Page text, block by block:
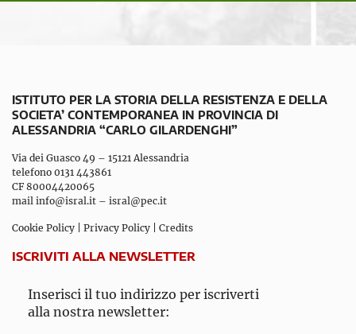
ISTITUTO PER LA STORIA DELLA RESISTENZA E DELLA
SOCIETA’ CONTEMPORANEA IN PROVINCIA DI
ALESSANDRIA “CARLO GILARDENGHI”
Via dei Guasco 49 – 15121 Alessandria
telefono 0131 443861
CF 80004420065
mail info@isral.it – isral@pec.it
Cookie Policy Privacy Policy Credits
ISCRIVITI ALLA NEWSLETTER
Inserisci il tuo indirizzo per iscriverti
alla nostra newsletter: